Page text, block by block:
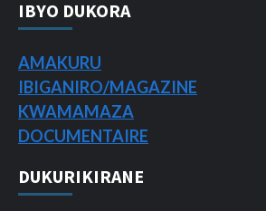
IBYO DUKORA
AMAKURU
IBIGANIRO/MAGAZINE
KWAMAMAZA
DOCUMENTAIRE
DUKURIKIRANE